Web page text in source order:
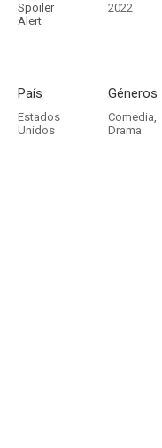
Spoiler
Alert
2022
País
Estados
Unidos
Géneros
Comedia,
Drama